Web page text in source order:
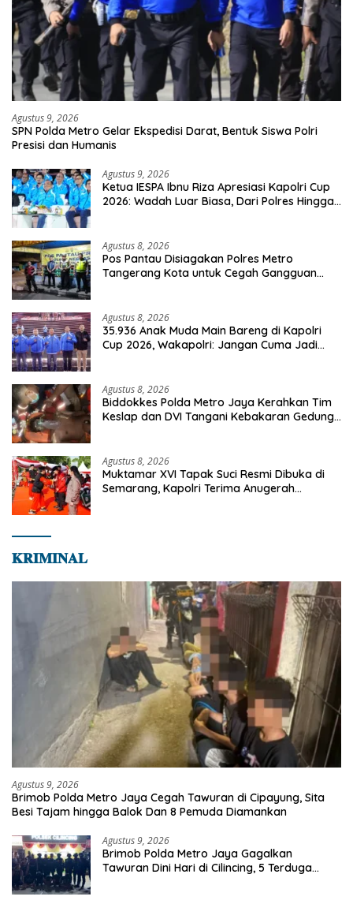
Agustus 9, 2026
SPN Polda Metro Gelar Ekspedisi Darat, Bentuk Siswa Polri
Presisi dan Humanis
Agustus 9, 2026
Ketua IESPA Ibnu Riza Apresiasi Kapolri Cup
2026: Wadah Luar Biasa, Dari Polres Hingga
Agustus 8, 2026
Pos Pantau Disiagakan Polres Metro
Tangerang Kota untuk Cegah Gangguan
Agustus 8, 2026
35.936 Anak Muda Main Bareng di Kapolri
Cup 2026, Wakapolri: Jangan Cuma Jadi
Agustus 8, 2026
Biddokkes Polda Metro Jaya Kerahkan Tim
Keslap dan DVI Tangani Kebakaran Gedung
Agustus 8, 2026
Muktamar XVI Tapak Suci Resmi Dibuka di
Semarang, Kapolri Terima Anugerah
𝐊𝐑𝐈𝐌𝐈𝐍𝐀𝐋
Agustus 9, 2026
Brimob Polda Metro Jaya Cegah Tawuran di Cipayung, Sita
Besi Tajam hingga Balok Dan 8 Pemuda Diamankan
Agustus 9, 2026
Brimob Polda Metro Jaya Gagalkan
Tawuran Dini Hari di Cilincing, 5 Terduga